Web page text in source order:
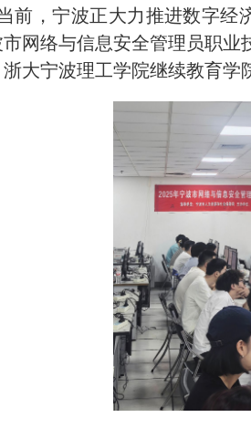
前，宁波正大力推进数字经
网络与信息安全管理员职
大宁波理工学院继续教育学